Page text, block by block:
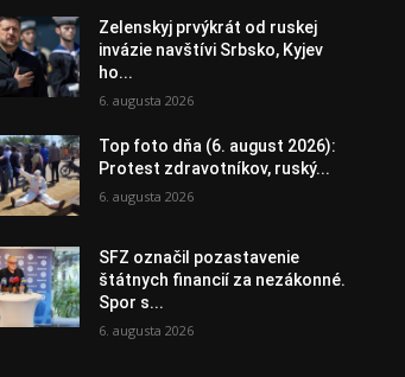
Zelenskyj prvýkrát od ruskej
invázie navštívi Srbsko, Kyjev
ho...
6. augusta 2026
Top foto dňa (6. august 2026):
Protest zdravotníkov, ruský...
6. augusta 2026
SFZ označil pozastavenie
štátnych financií za nezákonné.
Spor s...
6. augusta 2026